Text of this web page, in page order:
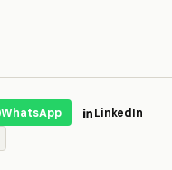
WhatsApp
LinkedIn